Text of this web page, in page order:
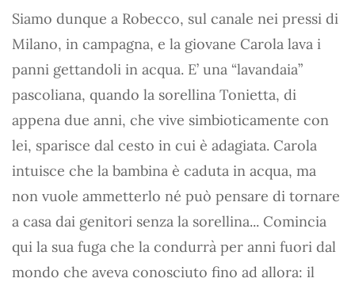
Siamo dunque a Robecco, sul canale nei pressi di
Milano, in campagna, e la giovane Carola lava i
panni gettandoli in acqua. E’ una “lavandaia”
pascoliana, quando la sorellina Tonietta, di
appena due anni, che vive simbioticamente con
lei, sparisce dal cesto in cui è adagiata. Carola
intuisce che la bambina è caduta in acqua, ma
non vuole ammetterlo né può pensare di tornare
a casa dai genitori senza la sorellina... Comincia
qui la sua fuga che la condurrà per anni fuori dal
mondo che aveva conosciuto fino ad allora: il